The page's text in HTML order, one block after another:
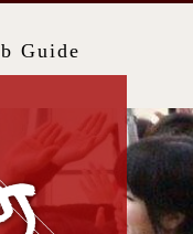
Guide